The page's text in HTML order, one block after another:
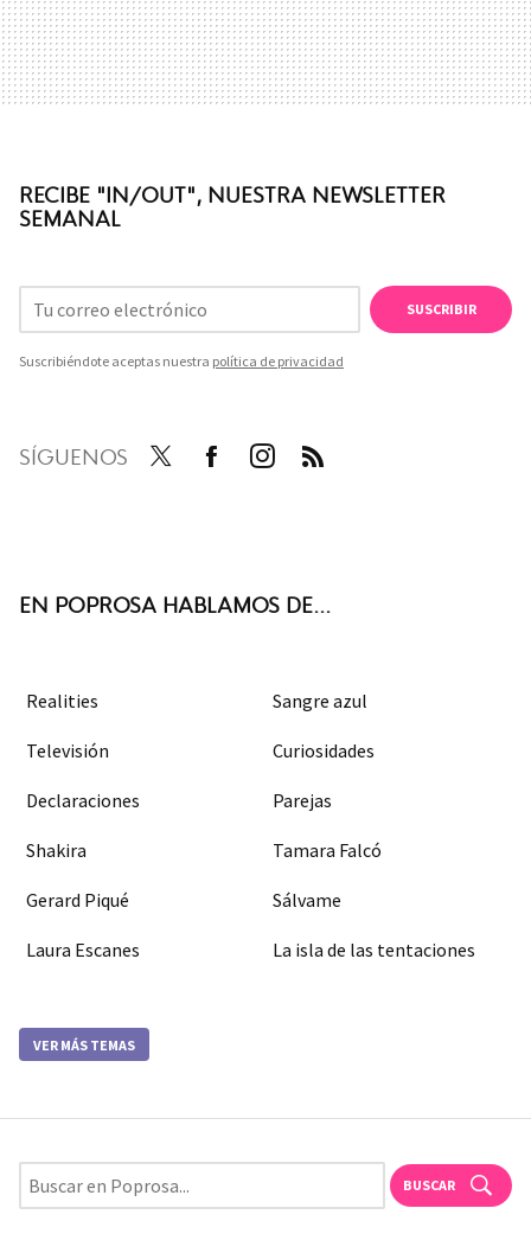
RECIBE "IN/OUT", NUESTRA NEWSLETTER
SEMANAL
SUSCRIBIR
Suscribiéndote aceptas nuestra política de privacidad
SÍGUENOS
EN POPROSA HABLAMOS DE...
Realities Sangre azul
Televisión Curiosidades
Declaraciones Parejas
Shakira Tamara Falcó
Gerard Piqué Sálvame
Laura Escanes La isla de las tentaciones
VER MÁS TEMAS
BUSCAR